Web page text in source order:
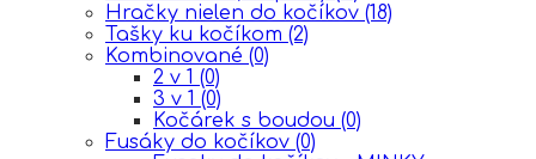
Hračky nielen do kočíkov (18)
Tašky ku kočíkom (2)
Kombinované (0)
2 v 1 (0)
3 v 1 (0)
Kočárek s boudou (0)
Fusáky do kočíkov (0)